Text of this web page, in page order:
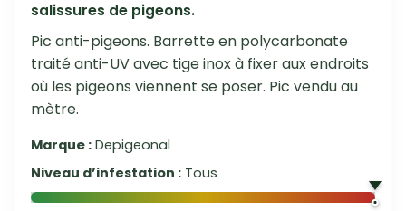
salissures de pigeons.
Pic anti-pigeons. Barrette en polycarbonate
traité anti-UV avec tige inox à fixer aux endroits
où les pigeons viennent se poser. Pic vendu au
mètre.
Marque :Depigeonal
Niveau d’infestation :Tous